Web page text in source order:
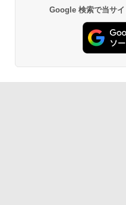
Google 検索で当サ